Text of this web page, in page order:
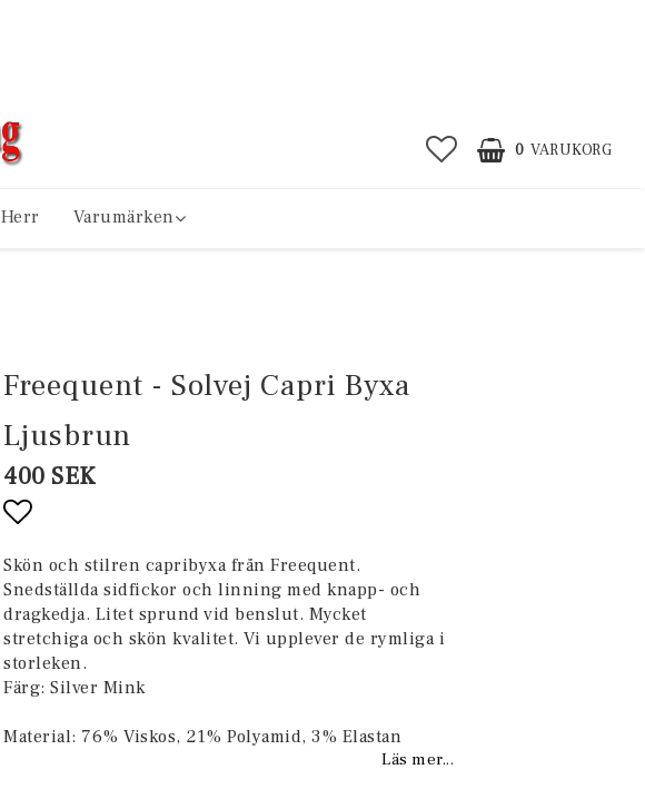
0 VARUKORG
Herr Varumärken
Freequent - Solvej Capri Byxa
Ljusbrun
400 SEK
Lägg till i favoritlistan
Skön och stilren capribyxa från Freequent.
Snedställda sidfickor och linning med knapp- och
dragkedja. Litet sprund vid benslut. Mycket
stretchiga och skön kvalitet. Vi upplever de rymliga i
storleken.
Färg: Silver Mink
Material: 76% Viskos, 21% Polyamid, 3% Elastan
Läs mer...